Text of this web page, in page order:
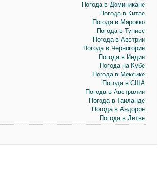
Погода в Доминикане
Погода в Китае
Погода в Марокко
Погода в Тунисе
Погода в Австрии
Погода в Черногории
Погода в Индии
Погода на Кубе
Погода в Мексике
Погода в США
Погода в Австралии
Погода в Таиланде
Погода в Андорре
Погода в Литве